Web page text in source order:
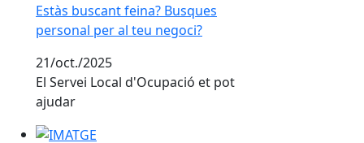
Estàs buscant feina? Busques
personal per al teu negoci?
21/oct./2025
El Servei Local d'Ocupació et pot
ajudar
Estàs buscant feina? Busques personal per al teu